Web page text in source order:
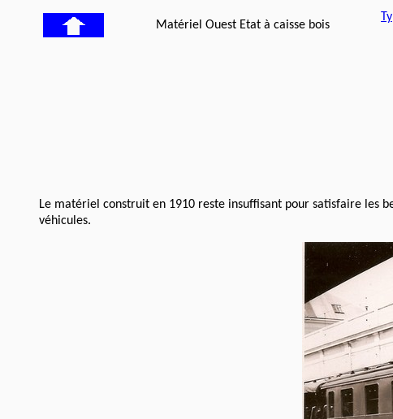
Matériel Ouest Etat à caisse bois
Le matériel construit en 1910 reste insuffisant pour satisfaire les
véhicules.